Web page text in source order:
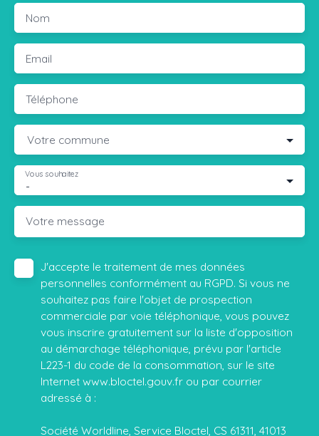
Nom
Email
Téléphone
Votre commune
-
Vous souhaitez
Votre message
J'accepte le traitement de mes données
personnelles conformément au RGPD. Si vous ne
souhaitez pas faire l'objet de prospection
commerciale par voie téléphonique, vous pouvez
vous inscrire gratuitement sur la liste d'opposition
au démarchage téléphonique, prévu par l'article
L223-1 du code de la consommation, sur le site
Internet www.bloctel.gouv.fr ou par courrier
adressé à :
Société Worldline, Service Bloctel, CS 61311, 41013